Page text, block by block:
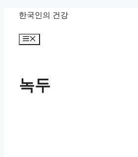
한국인의 건강
메
녹두